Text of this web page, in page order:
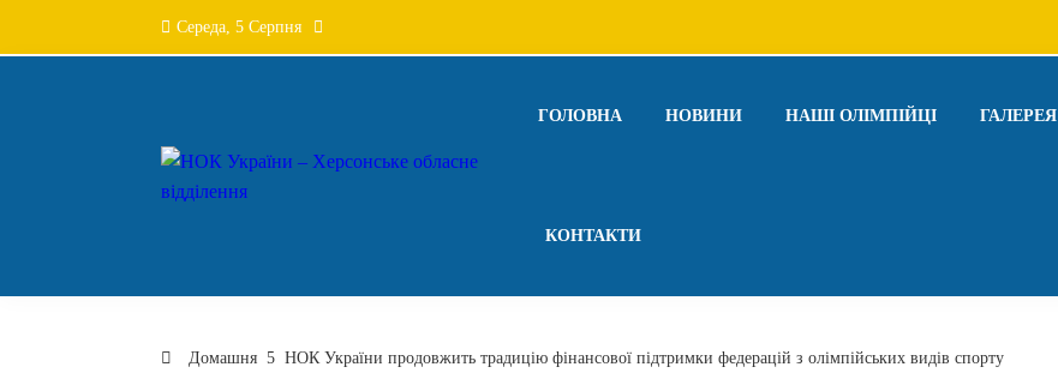
Середа, 5 Серпня
ГОЛОВНА НОВИНИ НАШІ ОЛІМПІЙЦІ ГАЛЕРЕЯ
КОНТАКТИ
Домашня НОК України продовжить традицію фінансової підтримки федерацій з олімпійських видів спорту